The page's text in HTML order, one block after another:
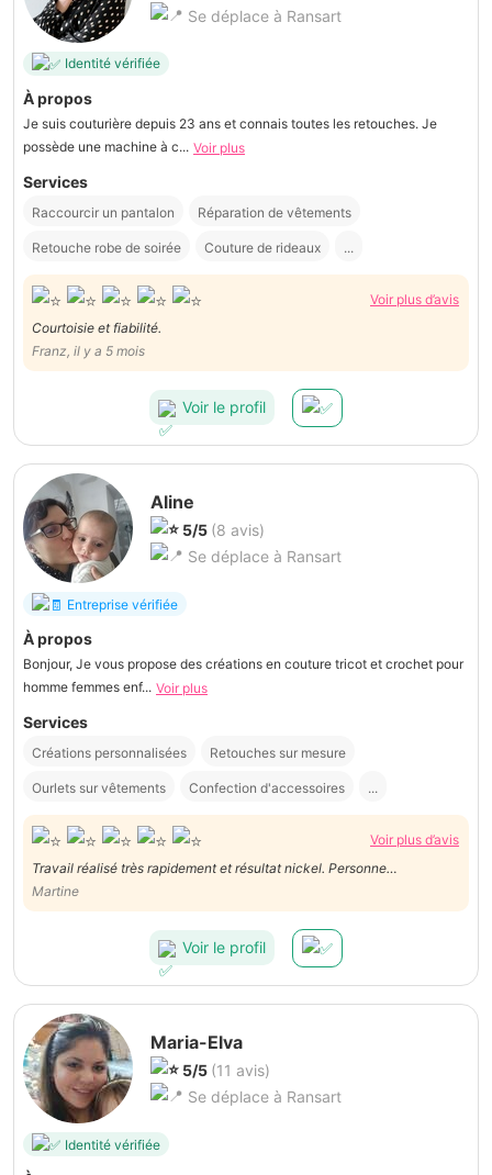
Se déplace à Ransart
Identité vérifiée
À propos
Je suis couturière depuis 23 ans et connais toutes les retouches. Je
possède une machine à c... Voir plus
Services
Raccourcir un pantalon Réparation de vêtements
Retouche robe de soirée Couture de rideaux ...
Voir plus d’avis
Courtoisie et fiabilité.
Franz, il y a 5 mois
Voir le profil
Aline
5/5 (8 avis)
Se déplace à Ransart
Entreprise vérifiée
À propos
Bonjour, Je vous propose des créations en couture tricot et crochet pour
homme femmes enf... Voir plus
Services
Créations personnalisées Retouches sur mesure
Ourlets sur vêtements Confection d'accessoires ...
Voir plus d’avis
Travail réalisé très rapidement et résultat nickel. Personne
Martine
Voir le profil
Maria-Elva
5/5 (11 avis)
Se déplace à Ransart
Identité vérifiée